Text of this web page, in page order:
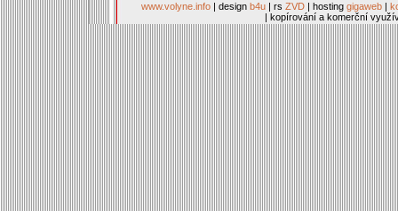
www.volyne.info | design b4u | rs ZVD | hosting gigaweb |
| kopírování a komerční